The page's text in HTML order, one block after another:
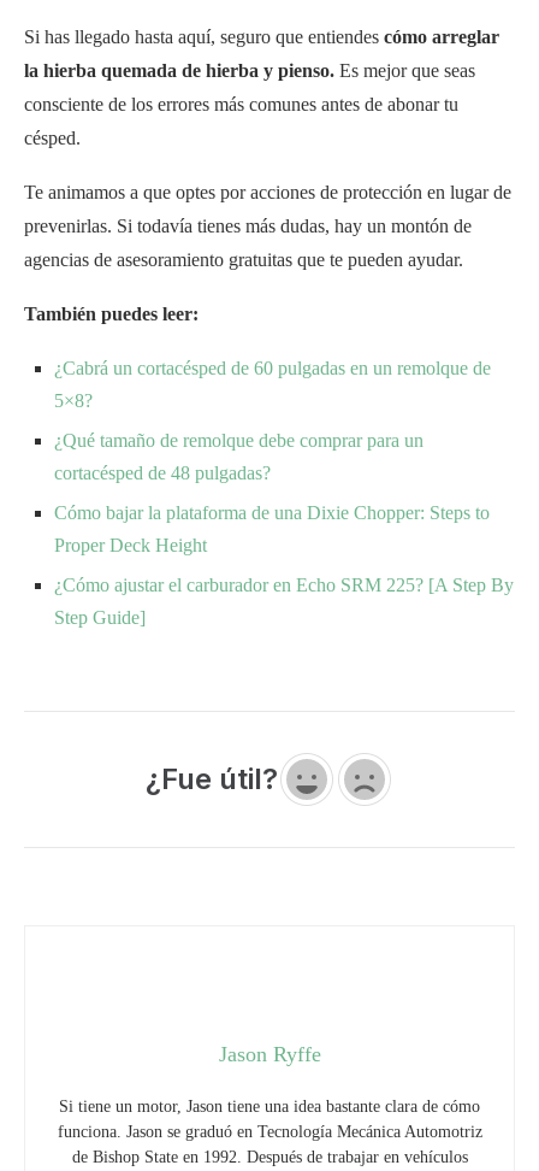
Si has llegado hasta aquí, seguro que entiendes cómo arreglar
la hierba quemada de hierba y pienso. Es mejor que seas
consciente de los errores más comunes antes de abonar tu
césped.
Te animamos a que optes por acciones de protección en lugar de
prevenirlas. Si todavía tienes más dudas, hay un montón de
agencias de asesoramiento gratuitas que te pueden ayudar.
También puedes leer:
¿Cabrá un cortacésped de 60 pulgadas en un remolque de
5×8?
¿Qué tamaño de remolque debe comprar para un
cortacésped de 48 pulgadas?
Cómo bajar la plataforma de una Dixie Chopper: Steps to
Proper Deck Height
¿Cómo ajustar el carburador en Echo SRM 225? [A Step By
Step Guide]
¿Fue útil?
Jason Ryffe
Si tiene un motor, Jason tiene una idea bastante clara de cómo
funciona. Jason se graduó en Tecnología Mecánica Automotriz
de Bishop State en 1992. Después de trabajar en vehículos